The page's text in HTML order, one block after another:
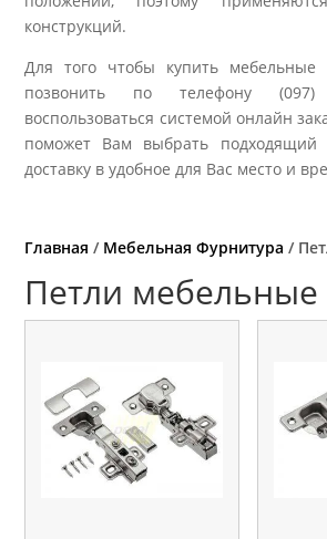
конструкций.
Для того чтобы купить
позвонить по телефону
воспользоваться системой онлайн
поможет Вам выбрать
доставку в удобное для Вас место и
Главная / Мебельная Фурнитура /
Петли мебельные